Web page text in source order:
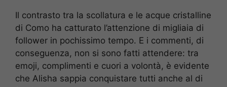
Il contrasto tra la scollatura e le acque cristalline
di Como ha catturato l’attenzione di migliaia di
follower in pochissimo tempo. E i commenti, di
conseguenza, non si sono fatti attendere: tra
emoji, complimenti e cuori a volontà, è evidente
che Alisha sappia conquistare tutti anche al di